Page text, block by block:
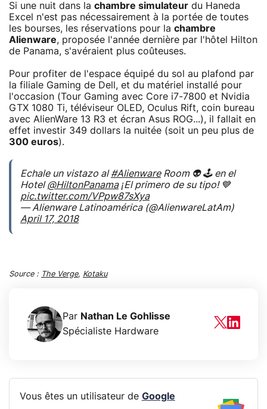
Si une nuit dans la chambre simulateur du Haneda
Excel n'est pas nécessairement à la portée de toutes
les bourses, les réservations pour la chambre
Alienware, proposée l'année dernière par l'hôtel Hilton
de Panama, s'avéraient plus coûteuses.
Pour profiter de l'espace équipé du sol au plafond par
la filiale Gaming de Dell, et du matériel installé pour
l'occasion (Tour Gaming avec Core i7-7800 et Nvidia
GTX 1080 Ti, téléviseur OLED, Oculus Rift, coin bureau
avec AlienWare 13 R3 et écran Asus ROG...), il fallait en
effet investir 349 dollars la nuitée (soit un peu plus de
300 euros).
Echale un vistazo al#AlienwareRoom 👽 🕹 en el
Hotel@HiltonPanama¡El primero de su tipo! 💙
pic.twitter.com/VPpw87sXya
— Alienware Latinoamérica (@AlienwareLatAm)
April 17, 2018
Source : The Verge, Kotaku
Par Nathan Le Gohlisse
Spécialiste Hardware
Vous êtes un utilisateur de Google